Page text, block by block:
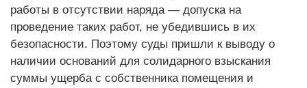
работы в отсутствии наряда — допуска на
проведение таких работ, не убедившись в их
безопасности. Поэтому суды пришли к выводу о
наличии оснований для солидарного взыскания
суммы ущерба с собственника помещения и